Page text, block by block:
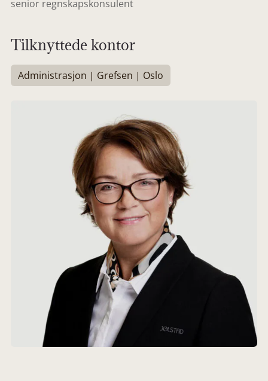
senior regnskapskonsulent
Tilknyttede kontor
Administrasjon | Grefsen | Oslo